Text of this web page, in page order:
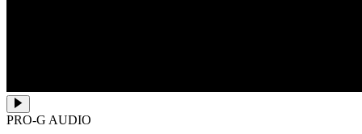
PRO-G AUDIO